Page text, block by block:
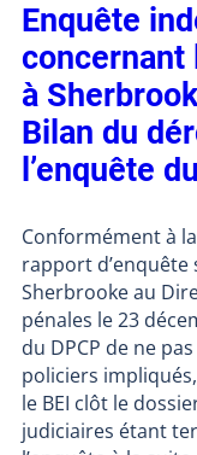
Enquête
concernant
à
Bilan du
l’enquête
Conformément à
rapport d’enquête
Sherbrooke au
pénales le 23
du DPCP de ne
policiers
le BEI clôt le
judiciaires étant